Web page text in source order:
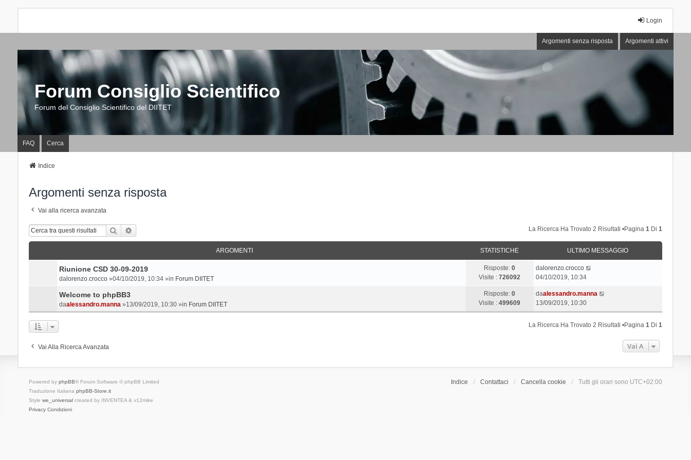
Login
Argomenti senza risposta Argomenti attivi
Forum Consiglio Scientifico
Forum del Consiglio Scientifico del DIITET
FAQ Cerca
Indice
Argomenti senza risposta
Vai alla ricerca avanzata
Cerca La Ricerca Ha Trovato 2 Risultati •Pagina1 Di1
ARGOMENTI STATISTICHE ULTIMO MESSAGGIO
Riunione CSD 30-09-2019
dalorenzo.crocco»04/10/2019, 10:34 »in Forum DIITET
Risposte:0
Visite :726092
dalorenzo.crocco
04/10/2019, 10:34
Welcome to phpBB3
daalessandro.manna»13/09/2019, 10:30 »in Forum DIITET
Risposte:0
Visite :499609
daalessandro.manna
13/09/2019, 10:30
La Ricerca Ha Trovato 2 Risultati •Pagina1 Di1
Vai Alla Ricerca Avanzata Vai A
Indice Contattaci Cancella cookie Tutti gli orari sono UTC+02:00
Powered by phpBB® Forum Software © phpBB Limited
Traduzione Italiana phpBB-Store.it
Style we_universalcreated by INVENTEA & v12mike
Privacy Condizioni